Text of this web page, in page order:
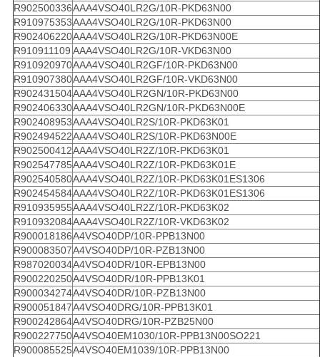
R902500336AAA4VSO40LR2G/10R-PKD63N00
R910975353AAA4VSO40LR2G/10R-PKD63N00
R902406220AAA4VSO40LR2G/10R-PKD63N00E
R910911109 AAA4VSO40LR2G/10R-VKD63N00
R910920970AAA4VSO40LR2GF/10R-PKD63N00
R910907380AAA4VSO40LR2GF/10R-VKD63N00
R902431504AAA4VSO40LR2GN/10R-PKD63N00
R902406330AAA4VSO40LR2GN/10R-PKD63N00E
R902408953AAA4VSO40LR2S/10R-PKD63K01
R902494522AAA4VSO40LR2S/10R-PKD63N00E
R902500412AAA4VSO40LR2Z/10R-PKD63K01
R902547785AAA4VSO40LR2Z/10R-PKD63K01E
R902540580AAA4VSO40LR2Z/10R-PKD63K01ES1306
R902454584AAA4VSO40LR2Z/10R-PKD63K01ES1306
R910935955AAA4VSO40LR2Z/10R-PKD63K02
R910932084AAA4VSO40LR2Z/10R-VKD63K02
R900018186A4VSO40DP/10R-PPB13N00
R900083507A4VSO40DP/10R-PZB13N00
R987020034A4VSO40DR/10R-EPB13N00
R900220250A4VSO40DR/10R-PPB13K01
R900034274A4VSO40DR/10R-PZB13N00
R900051847A4VSO40DRG/10R-PPB13K01
R900242864A4VSO40DRG/10R-PZB25N00
R900227750A4VSO40EM1030/10R-PPB13N00SO221
R900085525A4VSO40EM1039/10R-PPB13N00